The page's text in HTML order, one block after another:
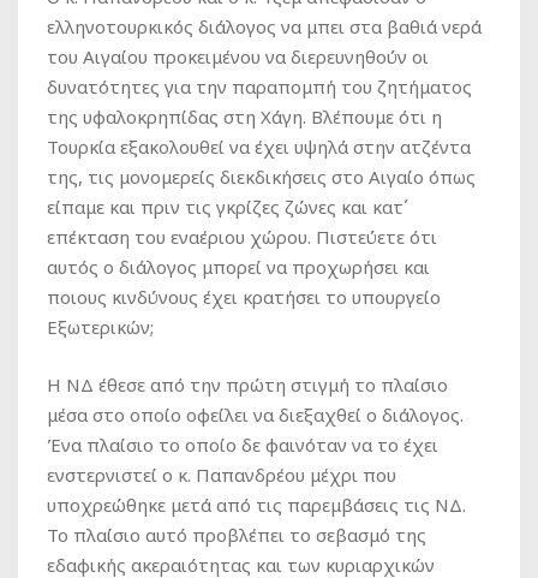
ελληνοτουρκικός διάλογος να μπει στα βαθιά νερά
του Αιγαίου προκειμένου να διερευνηθούν οι
δυνατότητες για την παραπομπή του ζητήματος
της υφαλοκρηπίδας στη Χάγη. Βλέπουμε ότι η
Τουρκία εξακολουθεί να έχει υψηλά στην ατζέντα
της, τις μονομερείς διεκδικήσεις στο Αιγαίο όπως
είπαμε και πριν τις γκρίζες ζώνες και κατ΄
επέκταση του εναέριου χώρου. Πιστεύετε ότι
αυτός ο διάλογος μπορεί να προχωρήσει και
ποιους κινδύνους έχει κρατήσει το υπουργείο
Εξωτερικών;
Η ΝΔ έθεσε από την πρώτη στιγμή το πλαίσιο
μέσα στο οποίο οφείλει να διεξαχθεί ο διάλογος.
Ένα πλαίσιο το οποίο δε φαινόταν να το έχει
ενστερνιστεί ο κ. Παπανδρέου μέχρι που
υποχρεώθηκε μετά από τις παρεμβάσεις τις ΝΔ.
Το πλαίσιο αυτό προβλέπει το σεβασμό της
εδαφικής ακεραιότητας και των κυριαρχικών